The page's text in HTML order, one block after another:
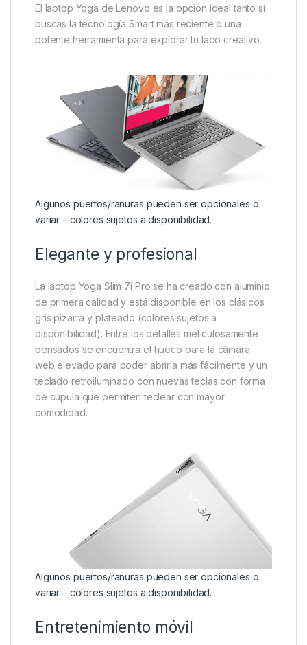
El laptop Yoga de Lenovo es la opción ideal tanto si
buscas la tecnología Smart más reciente o una
potente herramienta para explorar tu lado creativo.
Algunos puertos/ranuras pueden ser opcionales o
variar – colores sujetos a disponibilidad.
Elegante y profesional
La laptop Yoga Slim 7i Pro se ha creado con aluminio
de primera calidad y está disponible en los clásicos
gris pizarra y plateado (colores sujetos a
disponibilidad). Entre los detalles meticulosamente
pensados se encuentra el hueco para la cámara
web elevado para poder abrirla más fácilmente y un
teclado retroiluminado con nuevas teclas con forma
de cúpula que permiten teclear con mayor
comodidad.
Algunos puertos/ranuras pueden ser opcionales o
variar – colores sujetos a disponibilidad.
Entretenimiento móvil